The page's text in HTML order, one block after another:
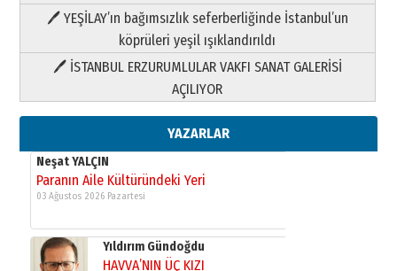
🖊 YEŞİLAY’ın bağımsızlık seferberliğinde İstanbul’un
köprüleri yeşil ışıklandırıldı
🖊 İSTANBUL ERZURUMLULAR VAKFI SANAT GALERİSİ
AÇILIYOR
YAZARLAR
HAVVA’NIN ÜÇ KIZI
09 Temmuz 2026 Perşembe
Yusuf POLAT
Şampiyonluk Sebahattin Şirin’e
11 Mayıs 2026 Pazartesi
Neşat YALÇIN
Paranın Aile Kültüründeki Yeri
03 Ağustos 2026 Pazartesi
Yıldırım Gündoğdu
HAVVA’NIN ÜÇ KIZI